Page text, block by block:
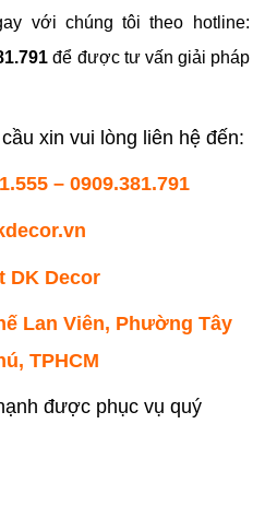
với chúng tôi theo hotline:
để được tư vấn giải pháp
xin vui lòng liên hệ đến:
– 0909.381.791
DK Decor
Lan Viên, Phường Tây
TPHCM
được phục vụ quý